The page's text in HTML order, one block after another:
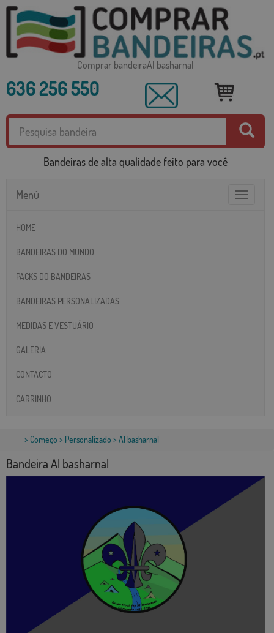
Comprar bandeiraAl basharnal
636 256 550
Bandeiras de alta qualidade feito para você
Toggle
Menú
HOME
BANDEIRAS DO MUNDO
PACKS DO BANDEIRAS
BANDEIRAS PERSONALIZADAS
MEDIDAS E VESTUÁRIO
GALERIA
CONTACTO
CARRINHO
> Começo > Personalizado > Al basharnal
Bandeira Al basharnal